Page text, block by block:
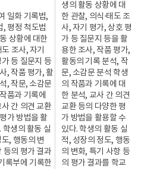
일화 기록법,
, 평정 척도법
상황에 대한
조사, 자기
등 질문지 등
, 작품 평가, 활
, 작문, 소감문
품과 기록에
간 의견 교환
가 방법을 활
학생의 활동 실
, 행동의 변
등의 평가 결과
록부에 기록한
생의 활동 상황에 대
한 관찰, 의식⋅태도 조
사, 자기 평가, 상호 평
가 등 질문지 등을 활
용한 조사, 작품 평가,
활동의 기록 분석, 작
문, 소감문 분석 학생
의 작품과 기록에 대
한 분석, 교사 간 의견
교환 등의 다양한 평
가 방법을 활용할 수
있다. 학생의 활동 실
적, 성장의 정도, 행동
의 변화, 특기 사항 등
의 평가 결과를 학교